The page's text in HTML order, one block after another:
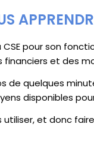
CSE pour son
et des
de quelques
disponibles pour
utiliser, et donc